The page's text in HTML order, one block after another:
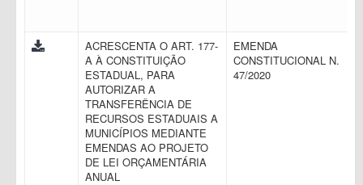
ACRESCENTA O ART. 177-
A À CONSTITUIÇÃO
ESTADUAL, PARA
AUTORIZAR A
TRANSFERÊNCIA DE
RECURSOS ESTADUAIS A
MUNICÍPIOS MEDIANTE
EMENDAS AO PROJETO
DE LEI ORÇAMENTÁRIA
ANUAL
EMENDA
CONSTITUCIONAL N.
47/2020